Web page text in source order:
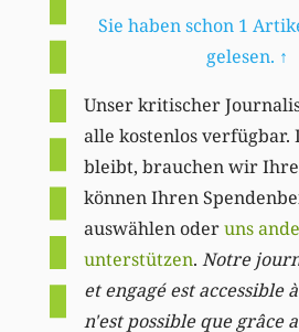
Sie haben schon 1
gelesen. ↑
Unser kritischer
alle kostenlos verfügbar.
bleibt, brauchen wir
können Ihren
auswählen oderuns
unterstützen. Notre
et engagé est accessible
n'est possible que grâce